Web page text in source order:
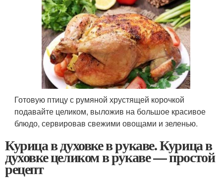
Готовую птицу с румяной хрустящей корочкой
подавайте целиком, выложив на большое красивое
блюдо, сервировав свежими овощами и зеленью.
Курица в духовке в рукаве. Курица в
духовке целиком в рукаве — простой
рецепт